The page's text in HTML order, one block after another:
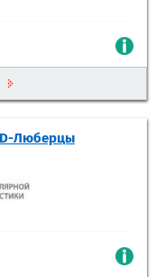
Люберцы